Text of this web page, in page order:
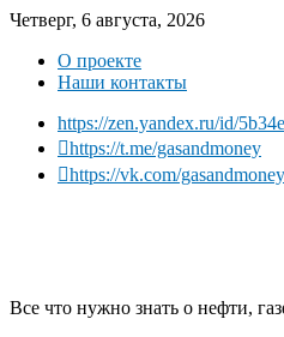
Четверг, 6 августа, 2026
О проекте
Наши контакты
https://zen.yandex.ru/id/
https://t.me/gasandmoney
https://vk.com/gasandmoney
Все что нужно знать о нефти,